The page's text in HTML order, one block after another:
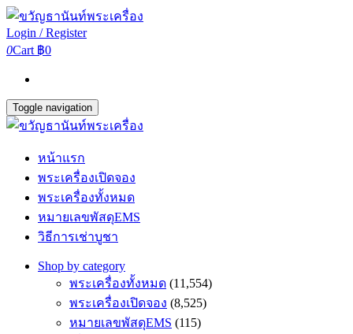
Login / Register
0Cart ฿0
Toggle navigation
หน้าแรก
พระเครื่องเปิดจอง
พระเครื่องทั้งหมด
หมายเลขพัสดุEMS
วิธีการเช่าบูชา
Shop by category
พระเครื่องทั้งหมด (11,554)
พระเครื่องเปิดจอง (8,525)
หมายเลขพัสดุEMS (115)